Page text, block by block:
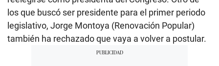
los que buscó ser presidente para el primer periodo
legislativo, Jorge Montoya (Renovación Popular)
también ha rechazado que vaya a volver a postular.